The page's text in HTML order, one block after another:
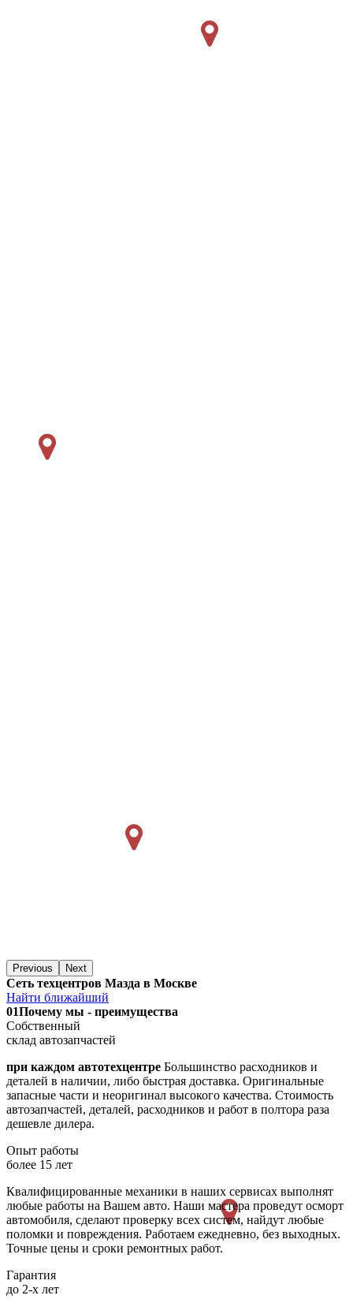
Previous Next
Сеть техцентров Мазда в Москве
Найти ближайший
01Почему мы - преимущества
Собственный
склад автозапчастей
при каждом автотехцентре Большинство расходников и
деталей в наличии, либо быстрая доставка. Оригинальные
запасные части и неоригинал высокого качества. Стоимость
автозапчастей, деталей, расходников и работ в полтора раза
дешевле дилера.
Опыт работы
более 15 лет
Квалифицированные механики в наших сервисах выполнят
любые работы на Вашем авто. Наши мастера проведут осморт
автомобиля, сделают проверку всех систем, найдут любые
поломки и повреждения. Работаем ежедневно, без выходных.
Точные цены и сроки ремонтных работ.
Гарантия
до 2-х лет